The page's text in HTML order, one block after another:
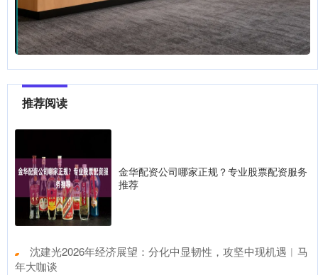
推荐阅读
金华配资公司哪家正规？专业股票配资服务
推荐
​沈建光2026年经济展望：分化中显韧性，攻坚中现机遇︱马
年大咖谈